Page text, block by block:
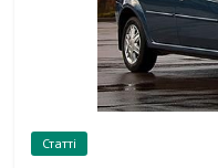
несподіваному місці
Історія безкаркасних
Статті